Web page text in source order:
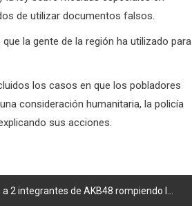
de utilizar documentos falsos.
la gente de la región ha utilizado para
los casos en que los pobladores
consideración humanitaria, la policía
sus acciones.
de AKB48 rompiendo las reglas; anuncian su expulsión